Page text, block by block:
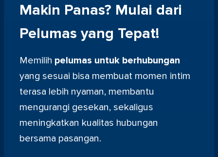
Makin Panas? Mulai dari
Pelumas yang Tepat!
Memilih pelumas untuk berhubungan
yang sesuai bisa membuat momen intim
terasa lebih nyaman, membantu
mengurangi gesekan, sekaligus
meningkatkan kualitas hubungan
bersama pasangan.